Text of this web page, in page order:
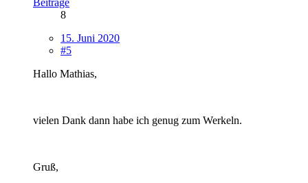
8
15. Juni 2020
#5
Hallo Mathias,
vielen Dank dann habe ich genug zum Werkeln.
Gruß,